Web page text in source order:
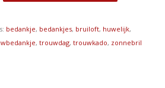
bedankje, bedankjes, bruiloft, huwelijk,
, trouwdag, trouwkado, zonnebril